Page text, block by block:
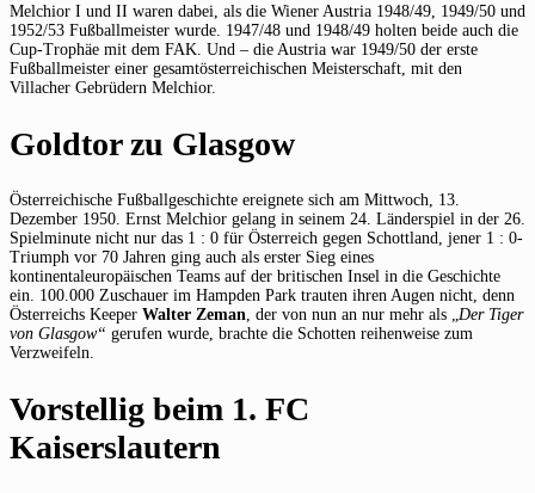
Melchior I und II waren dabei, als die Wiener Austria 1948/49, 1949/50 und
1952/53 Fußballmeister wurde. 1947/48 und 1948/49 holten beide auch die
Cup-Trophäe mit dem FAK. Und – die Austria war 1949/50 der erste
Fußballmeister einer gesamtösterreichischen Meisterschaft, mit den
Villacher Gebrüdern Melchior.
Goldtor zu Glasgow
Österreichische Fußballgeschichte ereignete sich am Mittwoch, 13.
Dezember 1950. Ernst Melchior gelang in seinem 24. Länderspiel in der 26.
Spielminute nicht nur das 1 : 0 für Österreich gegen Schottland, jener 1 : 0-
Triumph vor 70 Jahren ging auch als erster Sieg eines
kontinentaleuropäischen Teams auf der britischen Insel in die Geschichte
ein. 100.000 Zuschauer im Hampden Park trauten ihren Augen nicht, denn
Österreichs Keeper Walter Zeman , der von nun an nur mehr als „ Der Tiger
von Glasgow“ gerufen wurde, brachte die Schotten reihenweise zum
Verzweifeln.
Vorstellig beim 1. FC
Kaiserslautern